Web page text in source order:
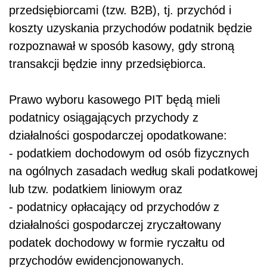
przedsiębiorcami (tzw. B2B), tj. przychód i
koszty uzyskania przychodów podatnik będzie
rozpoznawał w sposób kasowy, gdy stroną
transakcji będzie inny przedsiębiorca.
Prawo wyboru kasowego PIT będą mieli
podatnicy osiągających przychody z
działalności gospodarczej opodatkowane:
- podatkiem dochodowym od osób fizycznych
na ogólnych zasadach według skali podatkowej
lub tzw. podatkiem liniowym oraz
- podatnicy opłacający od przychodów z
działalności gospodarczej zryczałtowany
podatek dochodowy w formie ryczałtu od
przychodów ewidencjonowanych.